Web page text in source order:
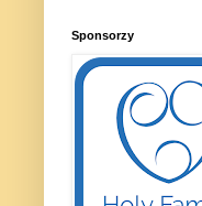
Sponsorzy